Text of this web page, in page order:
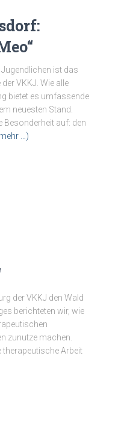
ist das
VKKJ. Wie alle
bietet es umfassende
neuesten Stand.
Besonderheit auf: den
…)
der VKKJ den Wald
berichteten wir, wie
zunutze machen.
therapeutische Arbeit